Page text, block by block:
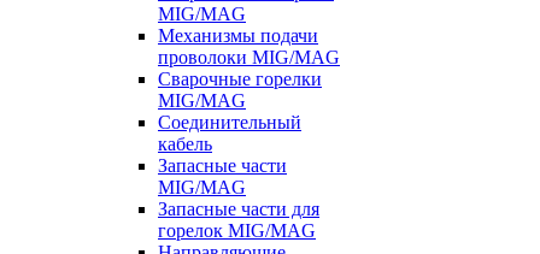
MIG/MAG
Механизмы подачи
проволоки MIG/MAG
Сварочные горелки
MIG/MAG
Соединительный
кабель
Запасные части
MIG/MAG
Запасные части для
горелок MIG/MAG